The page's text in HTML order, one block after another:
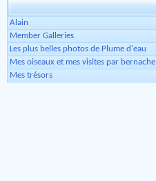
Alain
Member Galleries
Les plus belles photos de Plume d'eau
Mes oiseaux et mes visites par bernache
Mes trésors